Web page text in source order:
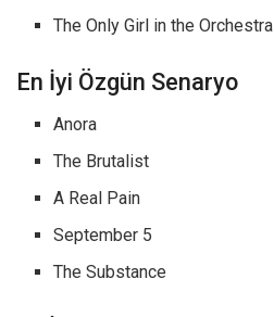
The Only Girl in the Orchestra
En İyi Özgün Senaryo
Anora
The Brutalist
A Real Pain
September 5
The Substance